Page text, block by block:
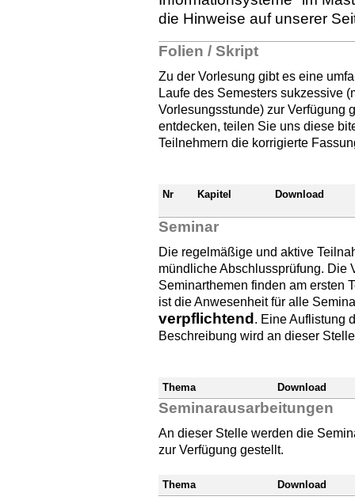
die Hinweise auf unserer
Folien / Skript
Zu der Vorlesung gibt es eine
Laufe des Semesters sukzessive
Vorlesungsstunde) zur Verfügung
entdecken, teilen Sie uns diese
Teilnehmern die korrigierte
Nr Kapitel Download
Seminar
Die regelmäßige und aktive
mündliche Abschlussprüfung. Die
Seminarthemen finden am ersten
ist die Anwesenheit für alle
verpflichtend . Eine Auflistung
Beschreibung wird an dieser
Thema Download
Seminarausarbeitungen
An dieser Stelle werden die
zur Verfügung gestellt.
Thema Download